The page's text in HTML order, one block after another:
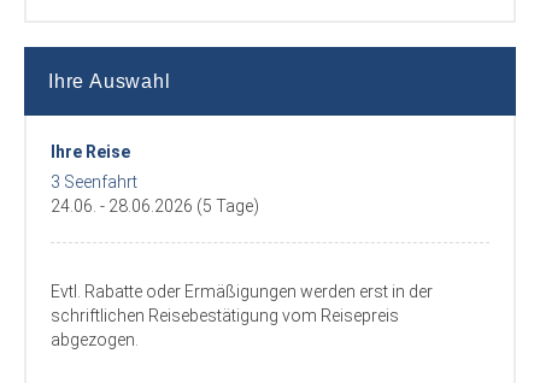
Ihre Auswahl
Ihre Reise
3 Seenfahrt
24.06. - 28.06.2026 (5 Tage)
Evtl. Rabatte oder Ermäßigungen werden erst in der
schriftlichen Reisebestätigung vom Reisepreis
abgezogen.